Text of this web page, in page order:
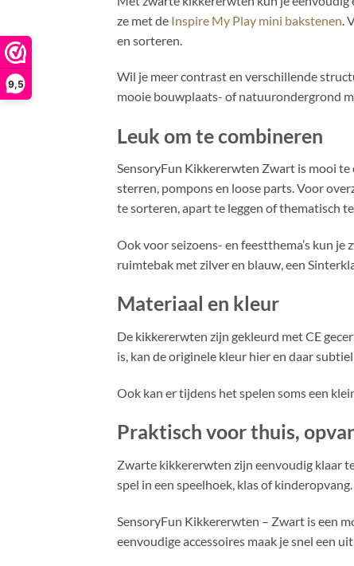
9,5
ze met de Inspire My Play mini bakstenen .
en sorteren.
Wil je meer contrast en verschillende
mooie bouwplaats- of natuurondergrond
Leuk om te combineren
SensoryFun Kikkererwten Zwart is mooi te
sterren, pompons en loose parts. Voor
te sorteren, apart te leggen of thematisch
Ook voor seizoens- en feestthema’s kun
ruimtebak met zilver en blauw, een
Materiaal en kleur
De kikkererwten zijn gekleurd met CE
is, kan de originele kleur hier en daar
Ook kan er tijdens het spelen soms een
Praktisch voor thuis,
Zwarte kikkererwten zijn eenvoudig klaar
spel in een speelhoek, klas of
SensoryFun Kikkererwten – Zwart is een
eenvoudige accessoires maak je snel een